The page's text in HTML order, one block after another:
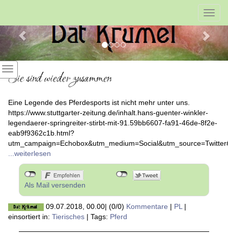
Sie sind wieder zusammen
Eine Legende des Pferdesports ist nicht mehr unter uns.
https://www.stuttgarter-zeitung.de/inhalt.hans-guenter-winkler-
legendaerer-springreiter-stirbt-mit-91.59bb6607-fa91-46de-8f2e-
eab9f9362c1b.html?
...weiterlesen
Als Mail versenden
09.07.2018, 00.00| (0/0) Kommentare | PL|
einsortiert in: Tierisches | Tags: Pferd